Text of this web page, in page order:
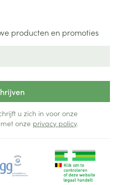
producten en promoties
u zich in voor onze
onze privacy policy.